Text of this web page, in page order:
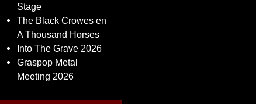
Stage
The Black Crowes en
A Thousand Horses
Into The Grave 2026
Graspop Metal
Meeting 2026